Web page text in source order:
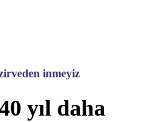
inmeyiz
yıl daha